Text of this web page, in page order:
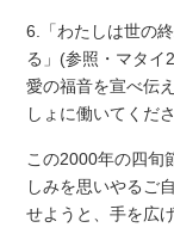
6.「わたしは世の
る」(参照・マタイ
愛の福音を宣べ伝
しょに働いてくだ
この2000年の四旬
しみを思いやるご
せようと、手を広